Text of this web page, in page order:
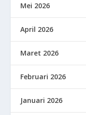
Mei 2026
April 2026
Maret 2026
Februari 2026
Januari 2026